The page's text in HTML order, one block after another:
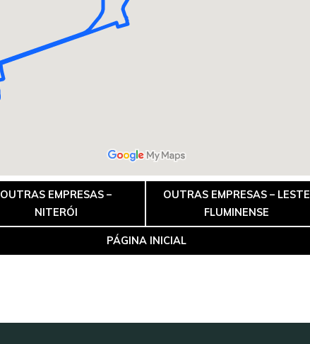
OUTRAS EMPRESAS –
NITERÓI
OUTRAS EMPRESAS – LESTE
FLUMINENSE
PÁGINA INICIAL